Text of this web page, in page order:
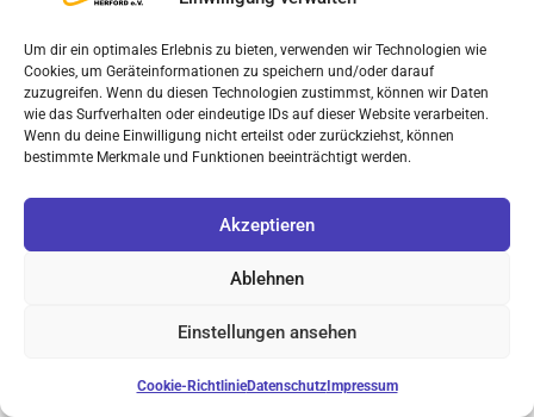
Um dir ein optimales Erlebnis zu bieten, verwenden wir Technologien wie
Cookies, um Geräteinformationen zu speichern und/oder darauf
zuzugreifen. Wenn du diesen Technologien zustimmst, können wir Daten
wie das Surfverhalten oder eindeutige IDs auf dieser Website verarbeiten.
Wenn du deine Einwilligung nicht erteilst oder zurückziehst, können
bestimmte Merkmale und Funktionen beeinträchtigt werden.
Akzeptieren
Ablehnen
Einstellungen ansehen
Cookie-RichtlinieDatenschutzImpressum